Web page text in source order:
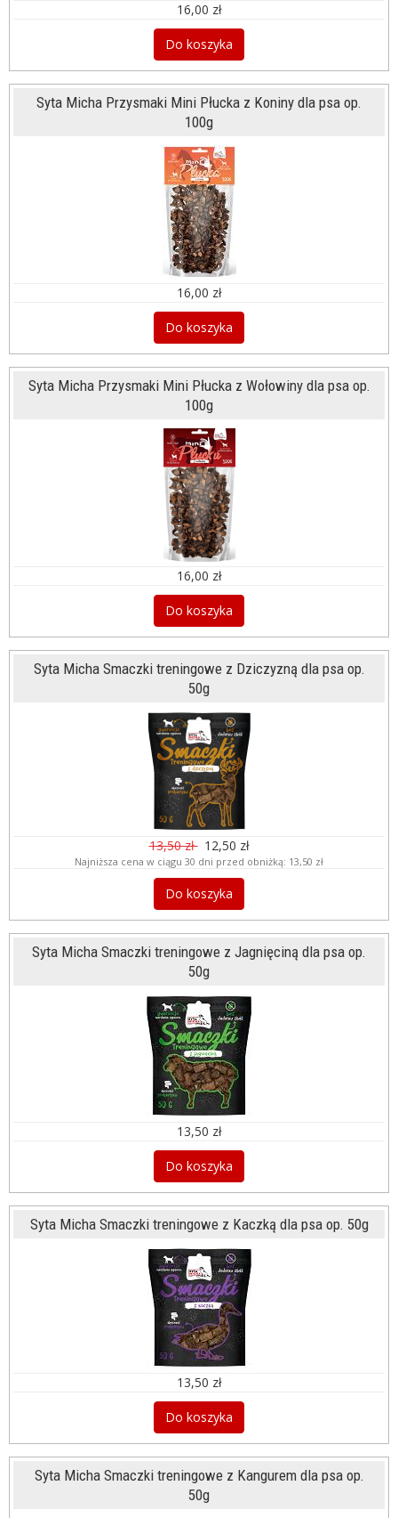
16,00 zł
Do koszyka
Syta Micha Przysmaki Mini Płucka z Koniny dla psa op.
100g
16,00 zł
Do koszyka
Syta Micha Przysmaki Mini Płucka z Wołowiny dla psa op.
100g
16,00 zł
Do koszyka
Syta Micha Smaczki treningowe z Dziczyzną dla psa op.
50g
13,50 zł 12,50 zł
Najniższa cena w ciągu 30 dni przed obniżką: 13,50 zł
Do koszyka
Syta Micha Smaczki treningowe z Jagnięciną dla psa op.
50g
13,50 zł
Do koszyka
Syta Micha Smaczki treningowe z Kaczką dla psa op. 50g
13,50 zł
Do koszyka
Syta Micha Smaczki treningowe z Kangurem dla psa op.
50g